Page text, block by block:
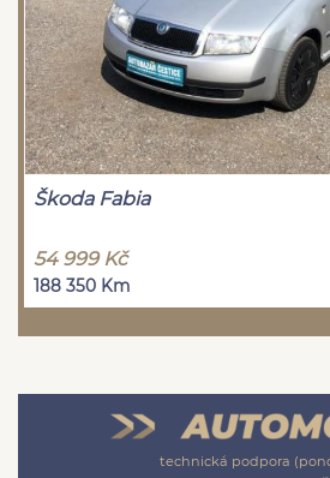
Škoda Fabia
54 999 Kč
188 350 Km
technická podpora